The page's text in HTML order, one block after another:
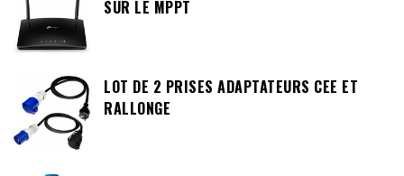
SUR LE MPPT
LOT DE 2 PRISES ADAPTATEURS CEE ET
RALLONGE